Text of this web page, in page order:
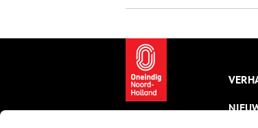
Park) in beeld.